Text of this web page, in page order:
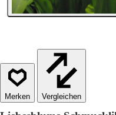
Vergleichen